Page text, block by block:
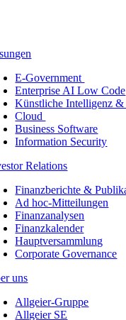
E-Government
Enterprise AI Low Code
Künstliche Intelligenz
Cloud
Business Software
Information Security
Relations
Finanzberichte &
Ad hoc-Mitteilungen
Finanzanalysen
Finanzkalender
Hauptversammlung
Corporate Governance
uns
Allgeier-Gruppe
Allgeier SE